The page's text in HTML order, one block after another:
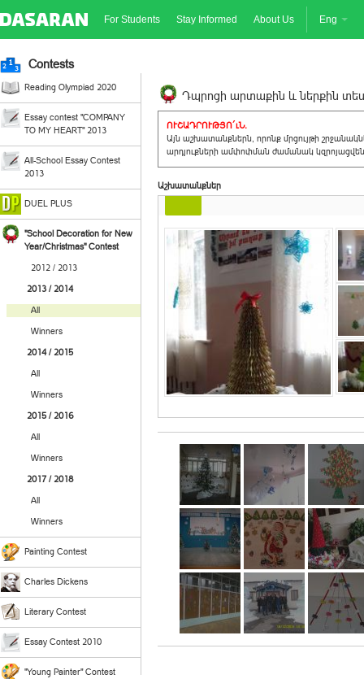
For Students Stay Informed About Us Eng
Contests
Reading Olympiad 2020
Essay contest "COMPANY
TO MY HEART" 2013
All-School Essay Contest
2013
DUEL PLUS
"School Decoration for New
Year/Christmas" Contest
2012 / 2013
2013 / 2014
All
Winners
2014 / 2015
All
Winners
2015 / 2016
All
Winners
2017 / 2018
All
Winners
Painting Contest
Charles Dickens
Literary Contest
Essay Contest 2010
"Young Painter" Contest
Դպրոցի արտաքին և ներքին
ՈՒՇԱԴՐՈՒԹՅՈ´ւՆ.
Այն աշխատանքներն, որոնք մրցույթի
արդյուքների ամփոփման ժամանակ
Աշխատանքներ